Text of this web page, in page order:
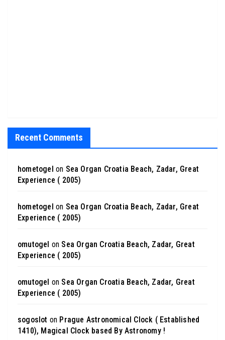
Recent Comments
hometogel on Sea Organ Croatia Beach, Zadar, Great
Experience ( 2005)
hometogel on Sea Organ Croatia Beach, Zadar, Great
Experience ( 2005)
omutogel on Sea Organ Croatia Beach, Zadar, Great
Experience ( 2005)
omutogel on Sea Organ Croatia Beach, Zadar, Great
Experience ( 2005)
sogoslot on Prague Astronomical Clock ( Established
1410), Magical Clock based By Astronomy !